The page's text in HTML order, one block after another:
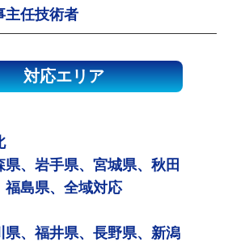
主任技術者
対応エリア
県、岩手県、宮城県、秋田
福島県、全域対応
県、福井県、長野県、新潟